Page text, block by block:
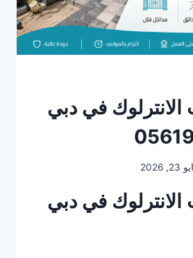
في دبي
2026
في دبي